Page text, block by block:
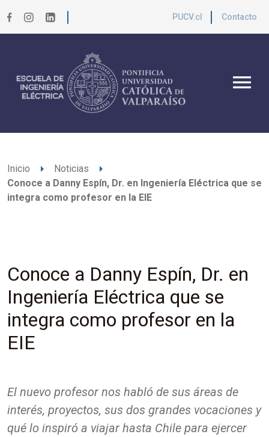
PUCV.cl Contacto
menu
Inicio arrow_right Noticias arrow_right
Conoce a Danny Espín, Dr. en Ingeniería Eléctrica que se
integra como profesor en la EIE
Conoce a Danny Espín, Dr. en
Ingeniería Eléctrica que se
integra como profesor en la
EIE
El nuevo profesor nos habló de sus áreas de
interés, proyectos, sus dos grandes vocaciones y
qué lo inspiró a viajar hasta Chile para ejercer